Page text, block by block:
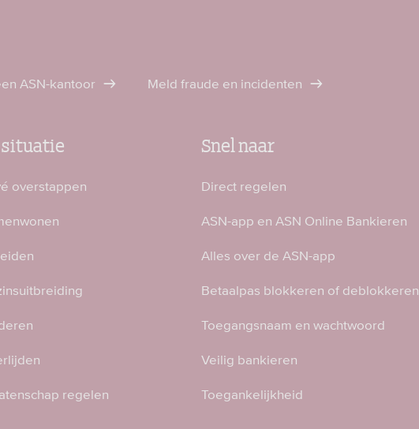
ASN-kantoor Meld fraude en incidenten
overstappen
regelen
Snel naar
Direct regelen
ASN-app en ASN Online Bankieren
Alles over de ASN-app
Betaalpas blokkeren of deblokkeren
Toegangsnaam en wachtwoord
Veilig bankieren
Toegankelijkheid